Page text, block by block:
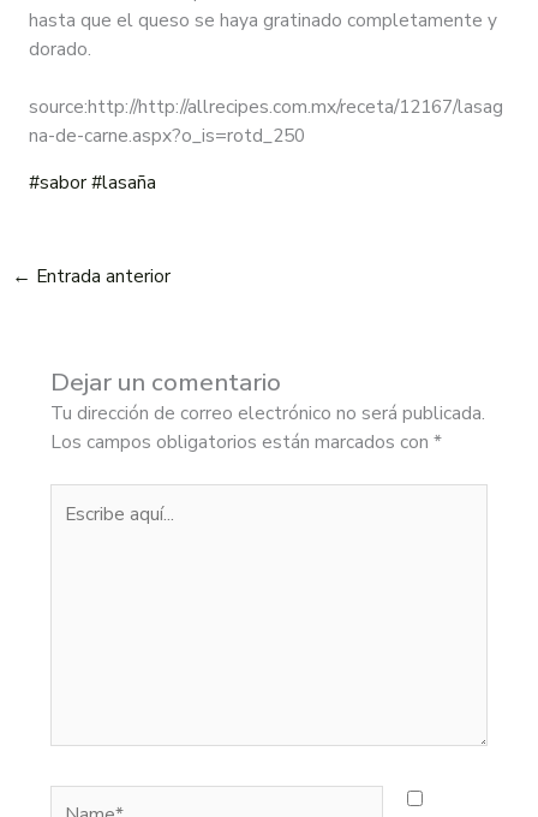
hasta que el queso se haya gratinado completamente y
dorado.
source:http://http://allrecipes.com.mx/receta/12167/lasag
na-de-carne.aspx?o_is=rotd_250
#sabor#lasaña
← Entrada anterior
Dejar un comentario
Tu dirección de correo electrónico no será publicada.
Los campos obligatorios están marcados con *
aquí...